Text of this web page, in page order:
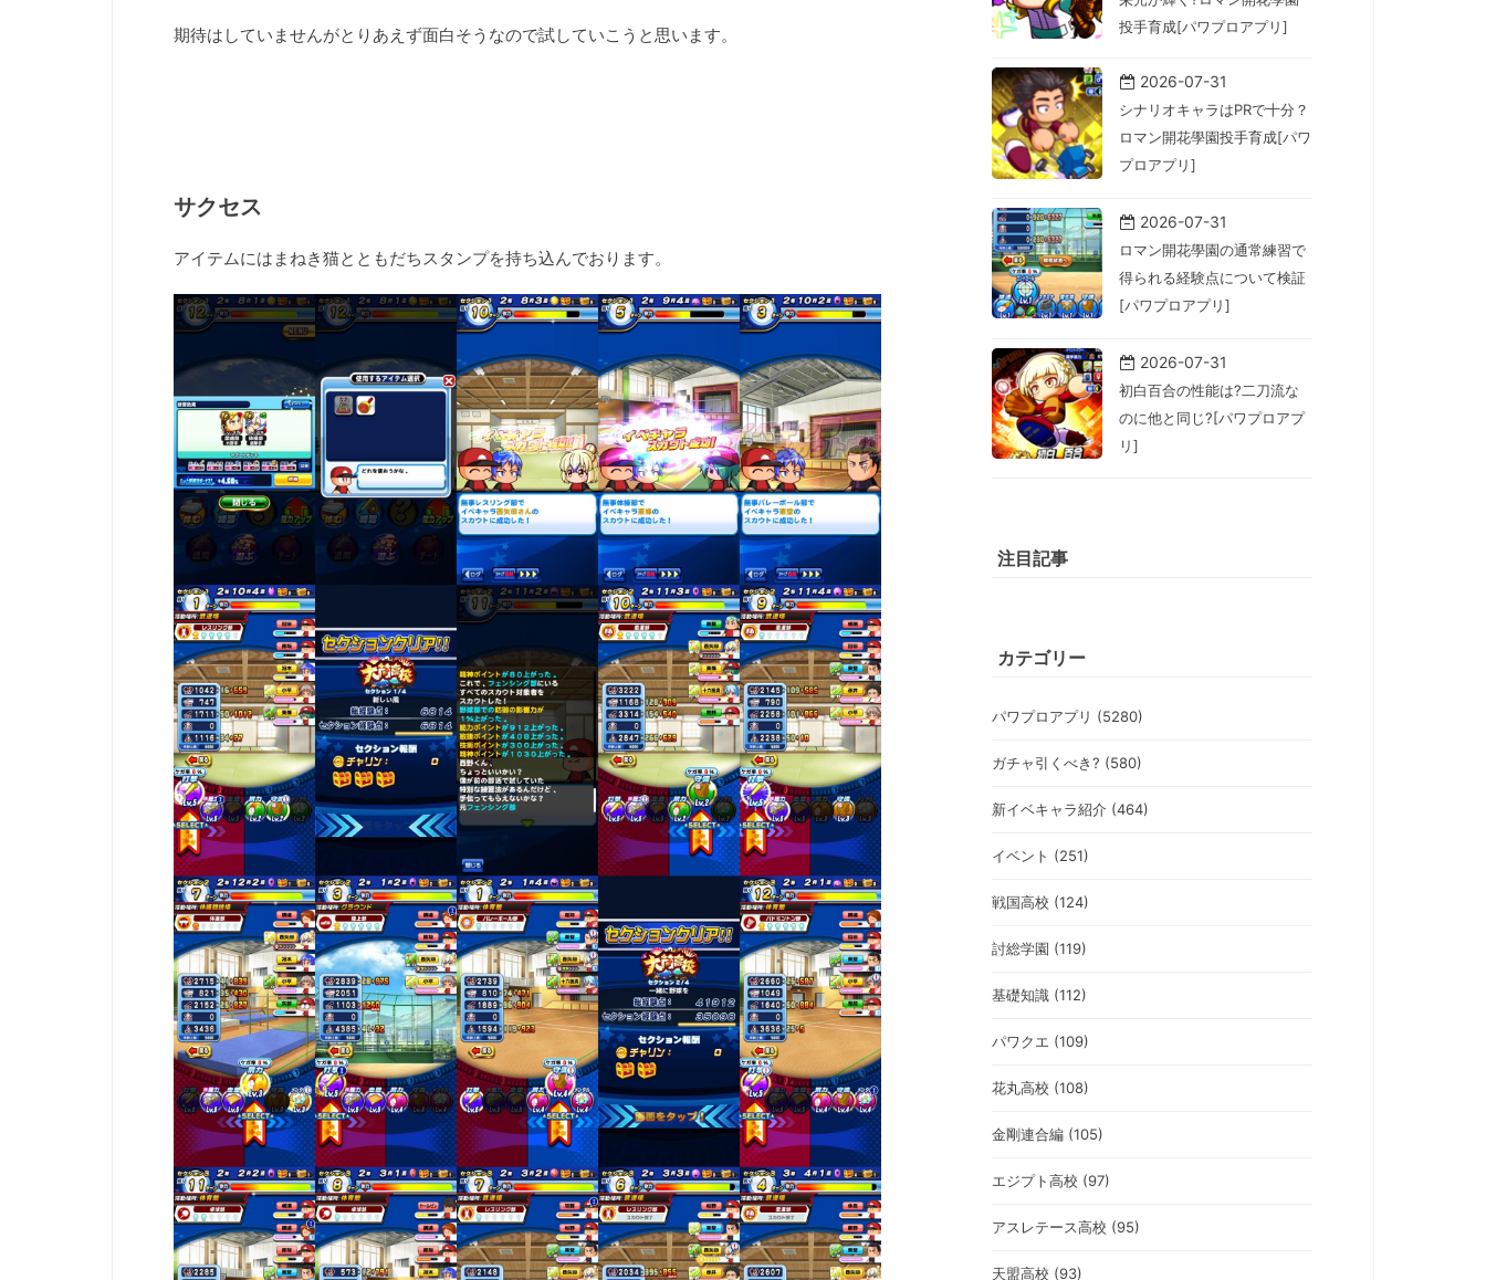
期待はしていませんがとりあえず面白そうなので試していこうと思います。
サクセス
アイテムにはまねき猫とともだちスタンプを持ち込んでおります。
投手育成[パワプロアプリ]
2026-07-31
シナリオキャラはPRで十分？
ロマン開花學園投手育成[パワ
プロアプリ]
2026-07-31
ロマン開花學園の通常練習で
得られる経験点について検証
[パワプロアプリ]
2026-07-31
初白百合の性能は?二刀流な
のに他と同じ?[パワプロアプ
リ]
注目記事
カテゴリー
パワプロアプリ (5280)
ガチャ引くべき? (580)
新イベキャラ紹介 (464)
イベント (251)
戦国高校 (124)
討総学園 (119)
基礎知識 (112)
パワクエ (109)
花丸高校 (108)
金剛連合編 (105)
エジプト高校 (97)
アスレテース高校 (95)
天盟高校 (93)